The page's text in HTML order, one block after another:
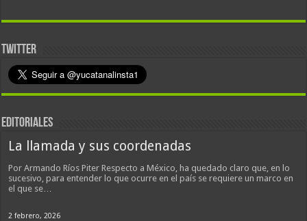
TWITTER
EDITORIALES
La llamada y sus coordenadas
Por Armando Ríos Piter Respecto a México, ha quedado claro que, en lo
sucesivo, para entender lo que ocurre en el país se requiere un marco en
el que se…
2 febrero, 2026